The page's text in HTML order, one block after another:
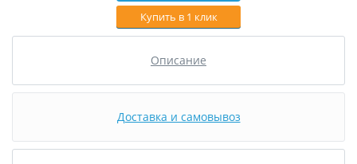
Купить в 1 клик
Описание
Доставка и самовывоз